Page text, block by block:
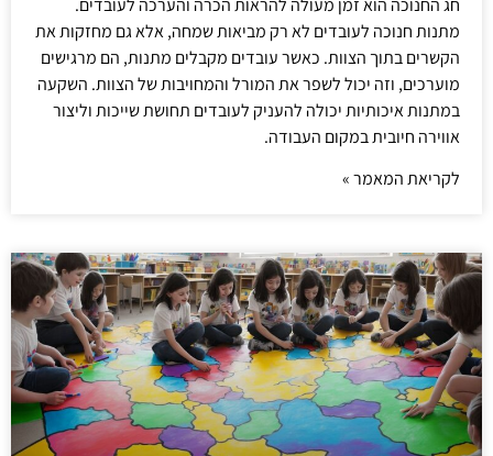
חג החנוכה הוא זמן מעולה להראות הכרה והערכה לעובדים.
מתנות חנוכה לעובדים לא רק מביאות שמחה, אלא גם מחזקות את
הקשרים בתוך הצוות. כאשר עובדים מקבלים מתנות, הם מרגישים
מוערכים, וזה יכול לשפר את המורל והמחויבות של הצוות. השקעה
במתנות איכותיות יכולה להעניק לעובדים תחושת שייכות וליצור
אווירה חיובית במקום העבודה.
לקריאת המאמר »